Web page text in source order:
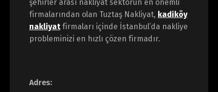
şehirler arası nakliyat sektörün en önemli
firmalarından olan Tuztaş Nakliyat, kadiköy
nakliyat firmaları içinde İstanbul’da nakliye
probleminizi en hızlı çözen firmadır.
Adres: